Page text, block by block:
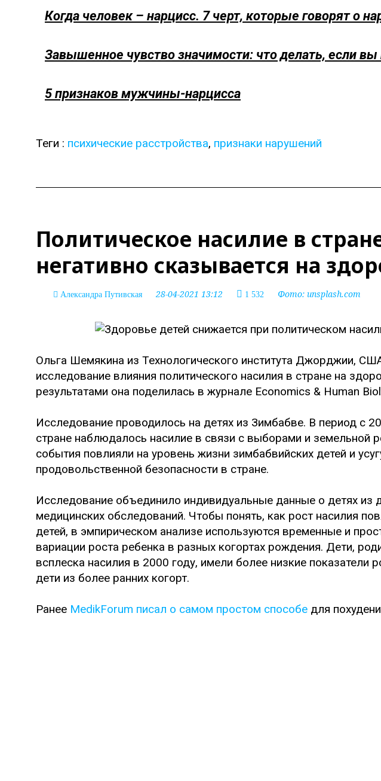
Когда человек – нарцисс. 7 черт, которые говорят о
Завышенное чувство значимости: что делать, если вы
5 признаков мужчины-нарцисса
Теги : психические расстройства, признаки нарушений
Политическое насилие в
негативно сказывается на
Александра Путивская 28-04-2021 13:12 1 532 Фото: unsplash.com
Ольга Шемякина из Технологического института Джорджии,
исследование влияния политического насилия в стране на
результатами она поделилась в журнале Economics & Human
Исследование проводилось на детях из Зимбабве. В период с
стране наблюдалось насилие в связи с выборами и земельной
события повлияли на уровень жизни зимбабвийских детей и
продовольственной безопасности в стране.
Исследование объединило индивидуальные данные о детях из
медицинских обследований. Чтобы понять, как рост насилия
детей, в эмпирическом анализе используются временные и
вариации роста ребенка в разных когортах рождения. Дети,
всплеска насилия в 2000 году, имели более низкие показатели
дети из более ранних когорт.
Ранее MedikForum писал о самом простом способе для